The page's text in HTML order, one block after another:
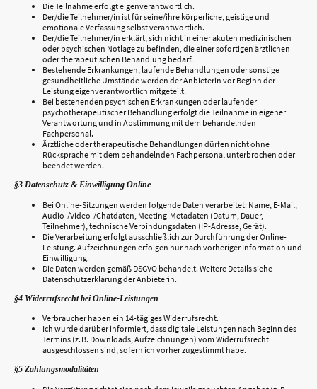
Die Teilnahme erfolgt eigenverantwortlich.
Der/die Teilnehmer/in ist für seine/ihre körperliche, geistige und
emotionale Verfassung selbst verantwortlich.
Der/die Teilnehmer/in erklärt, sich nicht in einer akuten medizinischen
oder psychischen Notlage zu befinden, die einer sofortigen ärztlichen
oder therapeutischen Behandlung bedarf.
Bestehende Erkrankungen, laufende Behandlungen oder sonstige
gesundheitliche Umstände werden der Anbieterin vor Beginn der
Leistung eigenverantwortlich mitgeteilt.
Bei bestehenden psychischen Erkrankungen oder laufender
psychotherapeutischer Behandlung erfolgt die Teilnahme in eigener
Verantwortung und in Abstimmung mit dem behandelnden
Fachpersonal.
Ärztliche oder therapeutische Behandlungen dürfen nicht ohne
Rücksprache mit dem behandelnden Fachpersonal unterbrochen oder
beendet werden.
§3 Datenschutz & Einwilligung Online
Bei Online-Sitzungen werden folgende Daten verarbeitet: Name, E-Mail,
Audio-/Video-/Chatdaten, Meeting-Metadaten (Datum, Dauer,
Teilnehmer), technische Verbindungsdaten (IP-Adresse, Gerät).
Die Verarbeitung erfolgt ausschließlich zur Durchführung der Online-
Leistung. Aufzeichnungen erfolgen nur nach vorheriger Information und
Einwilligung.
Die Daten werden gemäß DSGVO behandelt. Weitere Details siehe
Datenschutzerklärung der Anbieterin.
§4 Widerrufsrecht bei Online-Leistungen
Verbraucher haben ein 14-tägiges Widerrufsrecht.
Ich wurde darüber informiert, dass digitale Leistungen nach Beginn des
Termins (z. B. Downloads, Aufzeichnungen) vom Widerrufsrecht
ausgeschlossen sind, sofern ich vorher zugestimmt habe.
§5 Zahlungsmodalitäten